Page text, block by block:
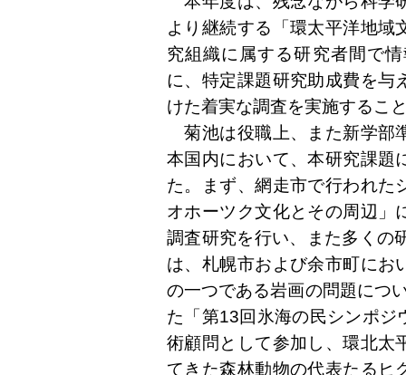
より継続する「環太平洋地域
究組織に属する研究者間で
に、特定課題研究助成費を与
けた着実な調査を実施するこ
菊池は役職上、また新学部
本国内において、本研究課題
た。まず、網走市で行われた
オホーツク文化とその周辺」
調査研究を行い、また多くの
は、札幌市および余市町にお
の一つである岩画の問題につ
た「第13回氷海の民シンポ
術顧問として参加し、環北太
てきた森林動物の代表たるヒ